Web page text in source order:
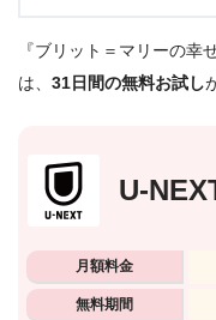
『ブリット＝マリーの幸
は、 31日間の無料お試し
U-
月額料金
無料期間